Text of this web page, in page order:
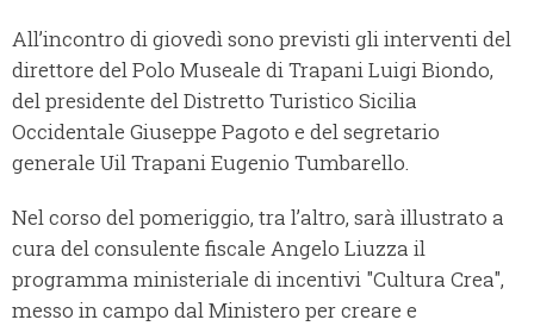
All’incontro di giovedì sono previsti gli interventi del
direttore del Polo Museale di Trapani Luigi Biondo,
del presidente del Distretto Turistico Sicilia
Occidentale Giuseppe Pagoto e del segretario
generale Uil Trapani Eugenio Tumbarello.
Nel corso del pomeriggio, tra l’altro, sarà illustrato a
cura del consulente fiscale Angelo Liuzza il
programma ministeriale di incentivi "Cultura Crea",
messo in campo dal Ministero per creare e